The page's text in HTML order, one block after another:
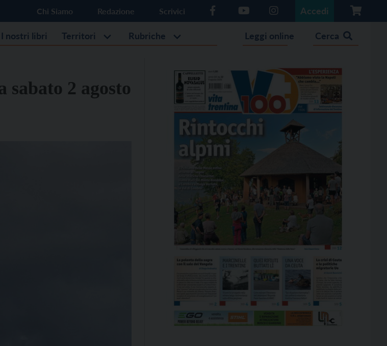
Chi Siamo Redazione Scrivici Accedi
I nostri libri Territori Rubriche Leggi online Cerca
2 agosto